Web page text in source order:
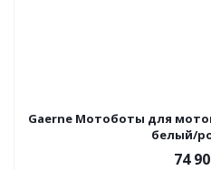
Gaerne Мотоботы для
белый/
74